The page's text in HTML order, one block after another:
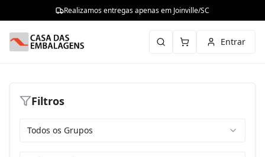
Realizamos entregas apenas em Joinville/SC
Entrar
Filtros
Todos os Grupos